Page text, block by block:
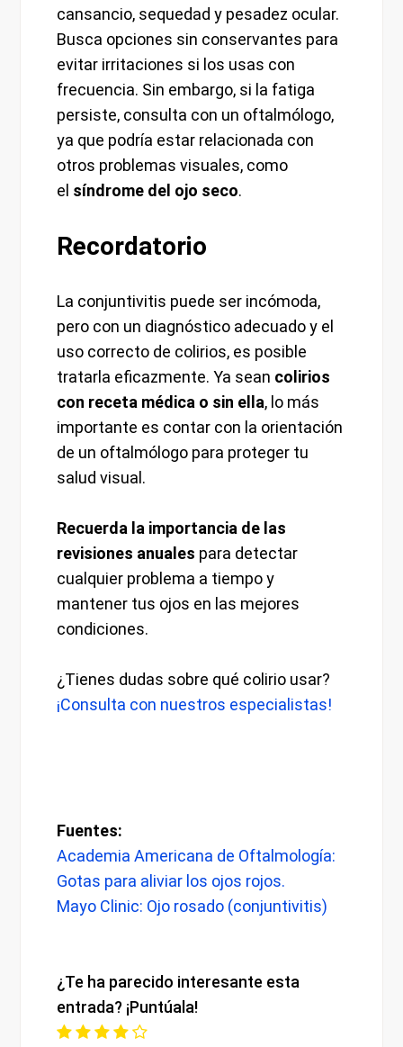
cansancio, sequedad y pesadez ocular.
Busca opciones sin conservantes para
evitar irritaciones si los usas con
frecuencia. Sin embargo, si la fatiga
persiste, consulta con un oftalmólogo,
ya que podría estar relacionada con
otros problemas visuales, como
el síndrome del ojo seco.
Recordatorio
La conjuntivitis puede ser incómoda,
pero con un diagnóstico adecuado y el
uso correcto de colirios, es posible
tratarla eficazmente. Ya sean colirios
con receta médica o sin ella, lo más
importante es contar con la orientación
de un oftalmólogo para proteger tu
salud visual.
Recuerda la importancia de las
revisiones anuales para detectar
cualquier problema a tiempo y
mantener tus ojos en las mejores
condiciones.
¿Tienes dudas sobre qué colirio usar?
¡Consulta con nuestros especialistas!
Fuentes:
Academia Americana de Oftalmología:
Gotas para aliviar los ojos rojos.
Mayo Clinic: Ojo rosado (conjuntivitis)
¿Te ha parecido interesante esta
entrada? ¡Puntúala!